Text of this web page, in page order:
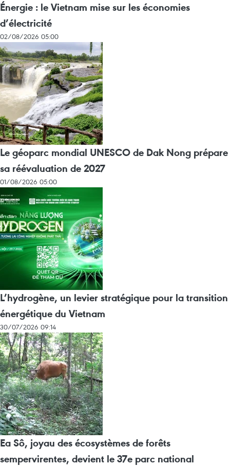
Énergie : le Vietnam mise sur les économies
d’électricité
02/08/2026 05:00
Le géoparc mondial UNESCO de Dak Nong prépare
sa réévaluation de 2027
01/08/2026 05:00
L’hydrogène, un levier stratégique pour la transition
énergétique du Vietnam
30/07/2026 09:14
Ea Sô, joyau des écosystèmes de forêts
sempervirentes, devient le 37e parc national